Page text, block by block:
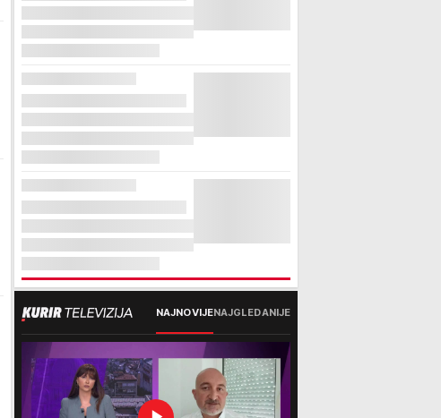
NAJNOVIJENAJGLEDANIJE